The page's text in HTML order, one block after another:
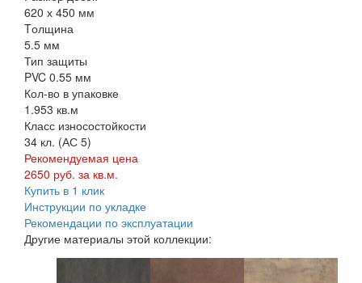
620 х 450 мм
Tолщина
5.5 мм
Тип защиты
PVC 0.55 мм
Кол-во в упаковке
1.953 кв.м
Класс износостойкости
34 кл. (АС 5)
Рекомендуемая цена
2650 руб. за кв.м.
Купить в 1 клик
Инструкции по укладке
Рекомендации по эксплуатации
Другие материалы этой коллекции: